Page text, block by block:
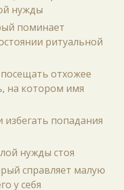
нужды
поминает
ритуальной
отхожее
на котором имя
избегать попадания
нужды стоя
справляет малую
у себя